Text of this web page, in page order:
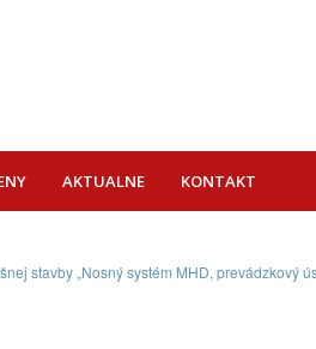
AKTUALNE KONTAKT
stavby „Nosný systém MHD, prevádzkový